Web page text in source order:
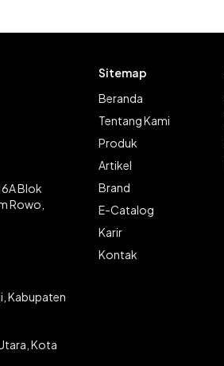
Blok
Rowo,
Kabupaten
Kota
Sitemap
Beranda
Tentang Kami
Produk
Artikel
Brand
E-Catalog
Karir
Kontak